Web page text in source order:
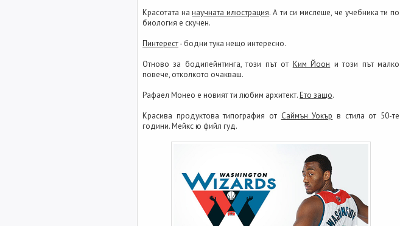
Красотата нанаучната илюстрация. А ти си мислеше, че учебника ти по
биология е скучен.
Пинтерест- бодни тука нещо интересно.
Отново за бодипейнтинга, този път от Ким Йоон и този път малко
повече, отколкото очакваш.
Рафаел Монео е новият ти любим архитект.Ето защо.
Красива продуктова типография от Саймън Уокър в стила от 50-те
години. Мейкс ю фийл гуд.